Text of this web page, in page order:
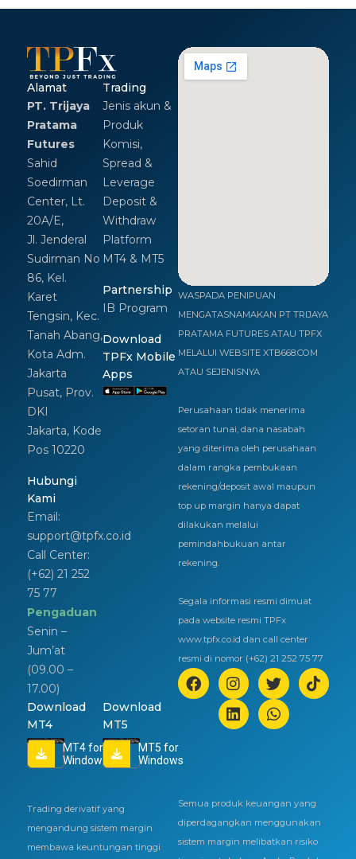
Alamat
PT. Trijaya
Pratama
Futures
Sahid
Soedirman
Center, Lt.
20A/E,
Jl. Jenderal
Sudirman No
86, Kel.
Karet
Tengsin, Kec.
Tanah Abang,
Kota Adm.
Jakarta
Pusat, Prov.
DKI
Jakarta, Kode
Pos 10220
Hubungi
Kami
Email:
support@tpfx.co.id
Call Center:
(+62) 21 252
75 77
Pengaduan
Senin –
Jum’at
(09.00 –
17.00)
Trading
Jenis akun &
Produk
Komisi,
Spread &
Leverage
Deposit &
Withdraw
Platform
MT4 & MT5
Partnership
IB Program
Download
TPFx Mobile
Apps
Download
MT4
MT4 for
Windows
Download
MT5
MT5 for
Windows
WASPADA PENIPUAN
MENGATASNAMAKAN PT TRIJAYA
PRATAMA FUTURES ATAU TPFX
MELALUI WEBSITE XTB668.COM
ATAU SEJENISNYA
Perusahaan tidak menerima
setoran tunai, dana nasabah
yang diterima oleh perusahaan
dalam rangka pembukaan
rekening/deposit awal maupun
top up margin hanya dapat
dilakukan melalui
pemindahbukuan antar
rekening.
Segala informasi resmi dimuat
pada website resmi TPFx
www.tpfx.co.id dan call center
resmi di nomor (+62) 21 252 75 77
Trading derivatif yang
mengandung sistem margin
membawa keuntungan tinggi
Semua produk keuangan yang
diperdagangkan menggunakan
sistem margin melibatkan risiko